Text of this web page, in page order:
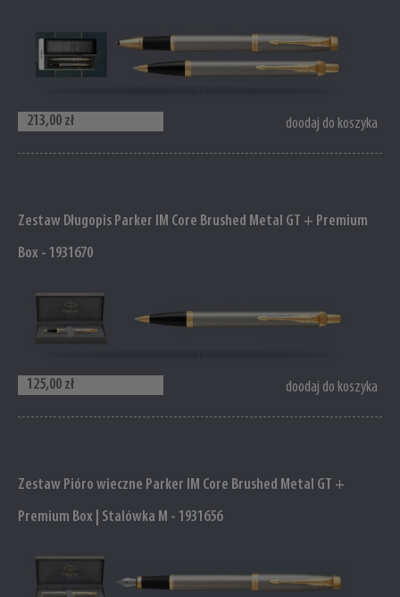
213,00 zł doodaj do koszyka
Zestaw Długopis Parker IM Core Brushed Metal GT + Premium
Box - 1931670
125,00 zł doodaj do koszyka
Zestaw Pióro wieczne Parker IM Core Brushed Metal GT +
Premium Box | Stalówka M - 1931656